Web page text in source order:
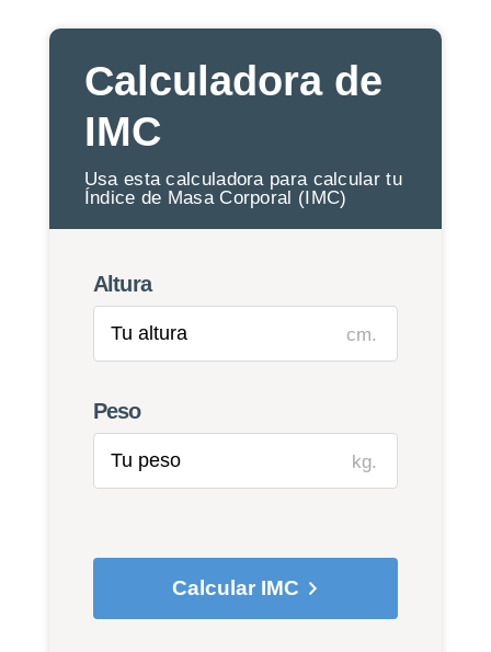
Calculadora de
IMC
Usa esta calculadora para calcular tu
Índice de Masa Corporal (IMC)
Altura
cm.
Peso
kg.
Calcular IMC